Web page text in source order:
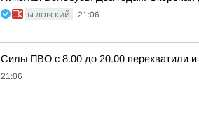
БЕЛОВСКИЙ 21:06
Силы ПВО с 8.00 до 20.00 перехватили и
21:06